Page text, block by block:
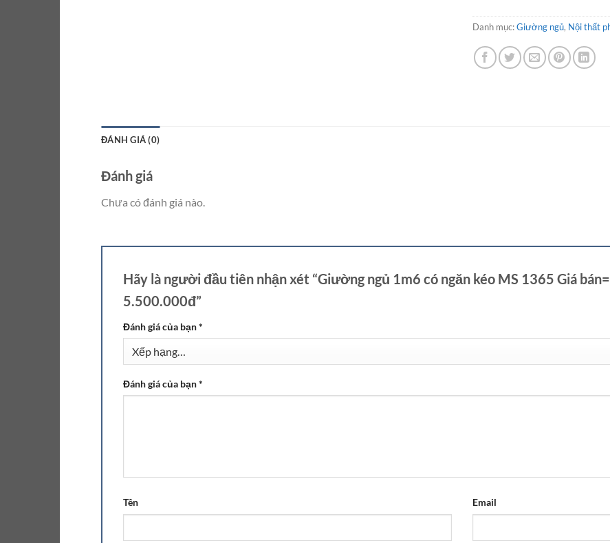
Danh mục:Giường ngủ, Nội thất
ĐÁNH GIÁ (0)
Đánh giá
Chưa có đánh giá nào.
Hãy là người đầu tiên nhận xét “Giường ngủ 1m6 có ngăn kéo MS 1365 Giá
5.500.000đ”
Đánh giá của bạn*
Đánh giá của bạn*
Tên Email